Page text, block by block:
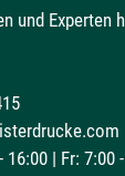
und Experten
16:00 | Fr: 7:00